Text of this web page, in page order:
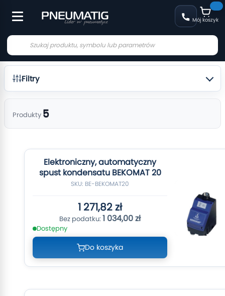
Mój koszyk
Filtry
Produkty 5
Elektroniczny, automatyczny
spust kondensatu BEKOMAT 20
SKU: BE-BEKOMAT20
1 271,82 zł
1 034,00 zł
Dostępny
Do koszyka